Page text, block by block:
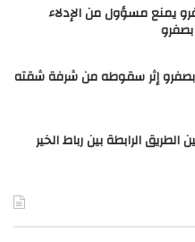
يمنع مسؤول من الإدلاء
إثر سقوطه من شرفة شقته
الرابطة بين رباط الخير